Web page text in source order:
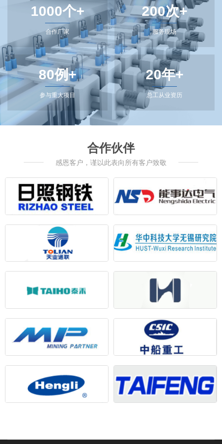
1000个+
合作厂家
200次+
服务现场
80例+
参与重大项目
20年+
总工从业资历
合作伙伴
感恩客户，谨以此表向所有客户致敬